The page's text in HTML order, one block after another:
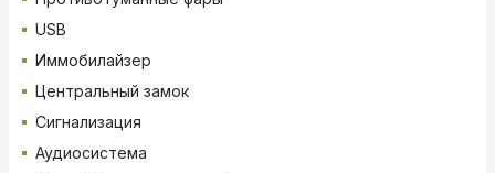
USB
Иммобилайзер
Центральный замок
Сигнализация
Аудиосистема